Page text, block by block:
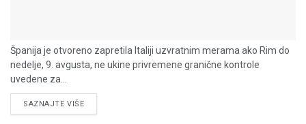
Španija je otvoreno zapretila Italiji uzvratnim merama ako Rim do
nedelje, 9. avgusta, ne ukine privremene granične kontrole
uvedene za...
SAZNAJTE VIŠEDETAILS